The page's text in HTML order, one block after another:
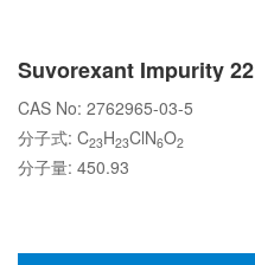
Suvorexant Impurity 22
CAS No: 2762965-03-5
分子式: C23H23ClN6O2
分子量: 450.93